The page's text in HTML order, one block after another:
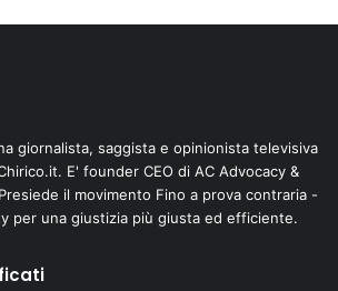
giornalista, saggista e opinionista televisiva
E' founder CEO di AC Advocacy &
il movimento Fino a prova contraria -
per una giustizia più giusta ed efficiente.